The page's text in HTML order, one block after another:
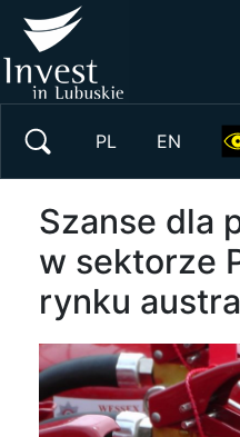
PL EN
Szanse dla
w sektorze
rynku
Wyszukaj w